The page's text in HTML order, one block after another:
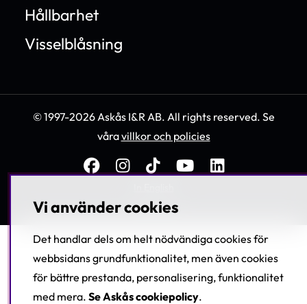
Hållbarhet
Visselblåsning
© 1997-2026 Askås I&R AB. All rights reserved. Se
våravillkor och policies
Vi använder cookies
Det handlar dels om helt nödvändiga cookies för
webbsidans grundfunktionalitet, men även cookies
för bättre prestanda, personalisering, funktionalitet
med mera. Se Askås cookiepolicy.